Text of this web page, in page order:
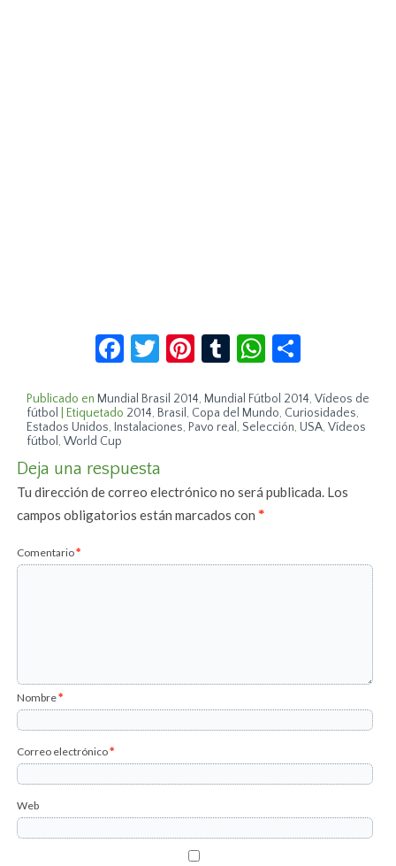
Facebook
Twitter
Pinterest
TumblrWhatsApp
Publicado en Mundial Brasil 2014, Mundial Fútbol 2014,Vídeos de
fútbol
Etiquetado 2014, Brasil , Copa del Mundo, Curiosidades,
Estados Unidos, Instalaciones, Pavo real , Selección, USA,Vídeos
fútbol ,World Cup
Deja una respuesta
Tu dirección de correo electrónico no será publicada. Los
campos obligatorios están marcados con*
Comentario*
Nombre*
Correo electrónico*
Web